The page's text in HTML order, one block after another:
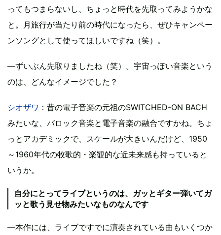
ってもつまらないし、ちょっと時代を先取ってみようかな
と。月旅行が当たり前の時代になったら、ぜひキャンペー
ンソングとして使ってほしいですね（笑）。
―ずいぶん先取りましたね（笑）。宇宙っぽい音楽という
のは、どんなイメージでした？
シオザワ ：昔の電子音楽の元祖のSWITCHED-ON BACH
みたいな、バロック音楽と電子音楽の融合ですかね。ちょ
っとアカデミックで、スケールが大きいんだけど、1950
～1960年代の牧歌的・楽観的な近未来感も持っていると
いうか。
自分にとってライブというのは、ガッとギター弾いてガ
ッと歌う見せ物みたいなものなんです
―本作には、ライブですでに演奏されている曲もいくつか